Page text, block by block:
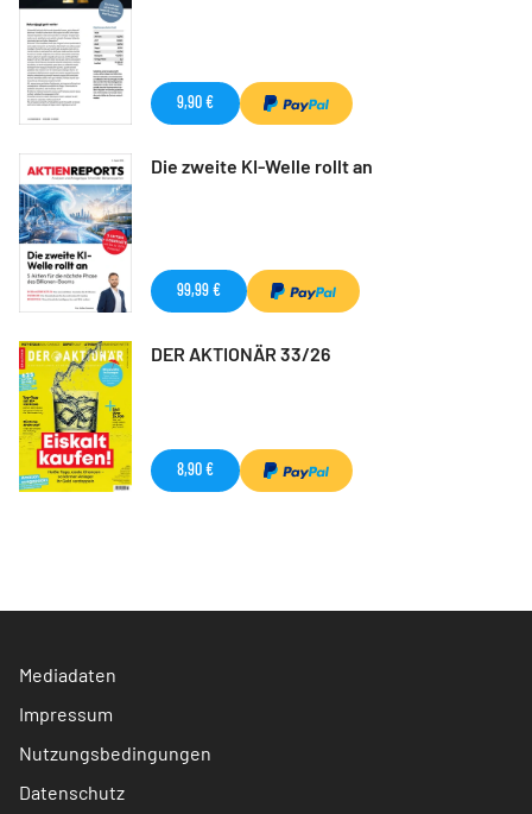
9,90 €
Die zweite KI-Welle rollt an
99,99 €
DER AKTIONÄR 33/26
8,90 €
Mediadaten
Impressum
Nutzungsbedingungen
Datenschutz